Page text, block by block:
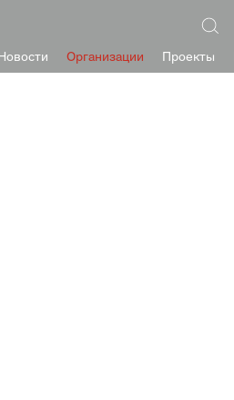
Новости Организации Проекты